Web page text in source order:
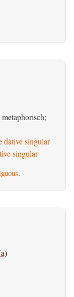
dative singular
singular
.
)